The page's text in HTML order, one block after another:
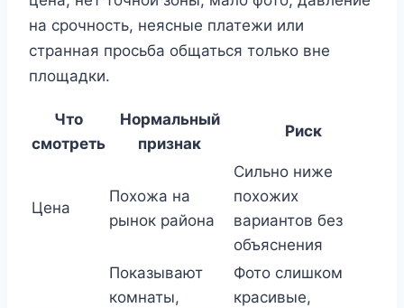
на срочность, неясные платежи или
странная просьба общаться только вне
площадки.
Что
смотреть
Нормальный
признак
Риск
Цена
Похожа на
рынок района
Сильно ниже
похожих
вариантов без
объяснения
Показывают
комнаты,
Фото слишком
красивые,